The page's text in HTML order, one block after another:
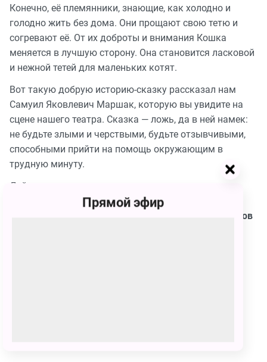
Конечно, её племянники, знающие, как холодно и
голодно жить без дома. Они прощают свою тетю и
согревают её. От их доброты и внимания Кошка
меняется в лучшую сторону. Она становится ласковой
и нежной тетей для маленьких котят.
Вот такую добрую историю-сказку рассказал нам
Cамуил Яковлевич Маршак, которую вы увидите на
сцене нашего театра. Сказка — ложь, да в ней намек:
не будьте злыми и черствыми, будьте отзывчивыми,
способными прийти на помощь окружающим в
трудную минуту.
Действующие лица и исполнители:
Кристина Майорских
Вячеслав Вилейко / Василий Воронков
Прямой эфир